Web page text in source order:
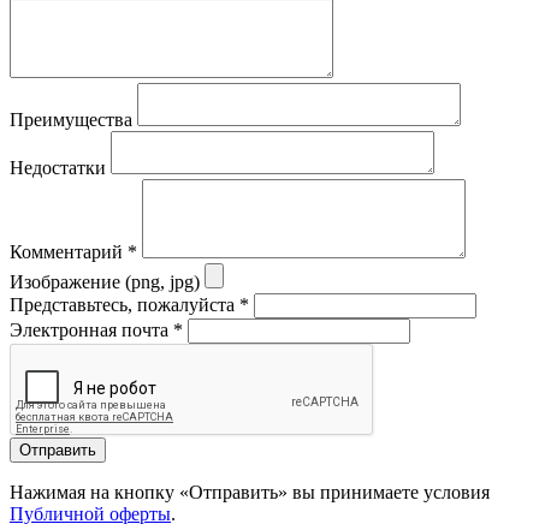
Преимущества
Недостатки
Комментарий *
Изображение (png, jpg)
Представьтесь, пожалуйста *
Электронная почта *
Отправить
Нажимая на кнопку «Отправить» вы принимаете условия
Публичной оферты.